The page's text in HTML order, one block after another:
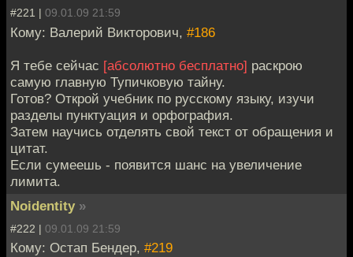
#221 | 09.01.09 21:59
Кому: Валерий Викторович, #186
Я тебе сейчас [абсолютно бесплатно] раскрою
самую главную Тупичковую тайну.
Готов? Открой учебник по русскому языку, изучи
разделы пунктуация и орфография.
Затем научись отделять свой текст от обращения и
цитат.
Если сумеешь - появится шанс на увеличение
лимита.
Noidentity »
#222 | 09.01.09 21:59
Кому: Остап Бендер, #219